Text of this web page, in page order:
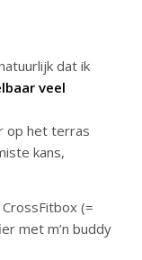
dat ik
veel
op het terras
kans,
(=
met m’n buddy